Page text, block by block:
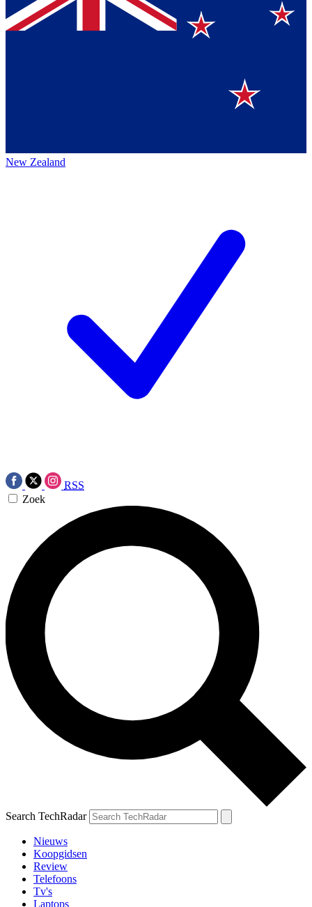
New Zealand
RSS
Zoek
Search TechRadar
Nieuws
Koopgidsen
Review
Telefoons
Tv's
Laptops